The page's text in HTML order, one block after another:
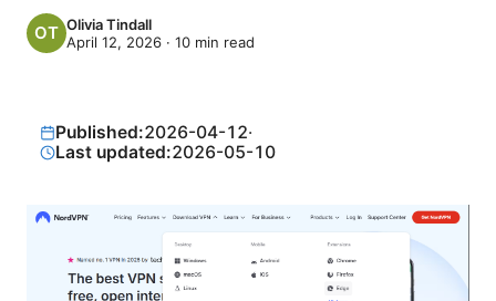
Olivia Tindall
April 12, 2026 · 10 min read
Published:2026-04-12·
Last updated:2026-05-10